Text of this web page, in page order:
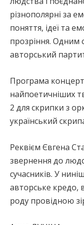
різнополярні за
поняття, ідеї та
прозріння. Одним
авторський
Програма
найпоетичніших
2 для скрипки з
український
Реквієм Євгена
звернення до
сучасників. У
авторське кредо,
роду провідною